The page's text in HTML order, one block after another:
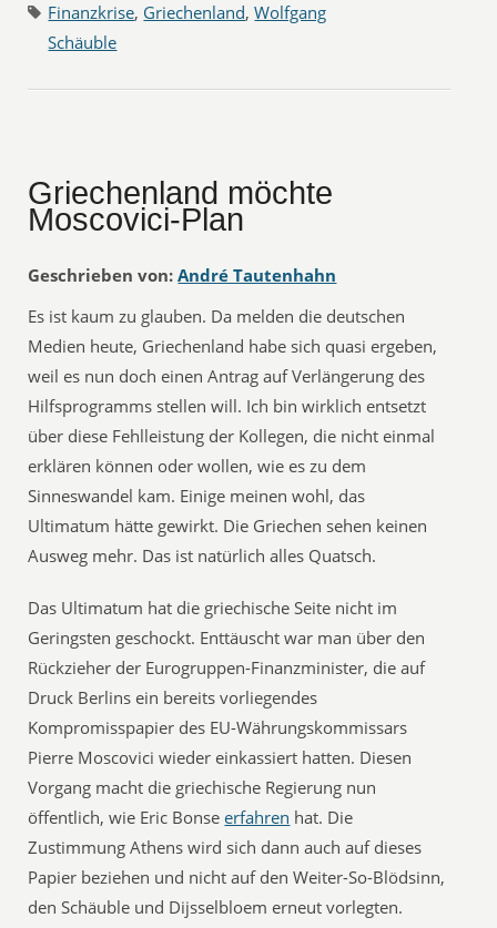
Finanzkrise, Griechenland,Wolfgang
Schäuble
Griechenland möchte
Moscovici-Plan
Geschrieben von: André Tautenhahn
Es ist kaum zu glauben. Da melden die deutschen
Medien heute, Griechenland habe sich quasi ergeben,
weil es nun doch einen Antrag auf Verlängerung des
Hilfsprogramms stellen will. Ich bin wirklich entsetzt
über diese Fehlleistung der Kollegen, die nicht einmal
erklären können oder wollen, wie es zu dem
Sinneswandel kam. Einige meinen wohl, das
Ultimatum hätte gewirkt. Die Griechen sehen keinen
Ausweg mehr. Das ist natürlich alles Quatsch.
Das Ultimatum hat die griechische Seite nicht im
Geringsten geschockt. Enttäuscht war man über den
Rückzieher der Eurogruppen-Finanzminister, die auf
Druck Berlins ein bereits vorliegendes
Kompromisspapier des EU-Währungskommissars
Pierre Moscovici wieder einkassiert hatten. Diesen
Vorgang macht die griechische Regierung nun
öffentlich, wie Eric Bonseerfahren hat. Die
Zustimmung Athens wird sich dann auch auf dieses
Papier beziehen und nicht auf den Weiter-So-Blödsinn,
den Schäuble und Dijsselbloem erneut vorlegten.